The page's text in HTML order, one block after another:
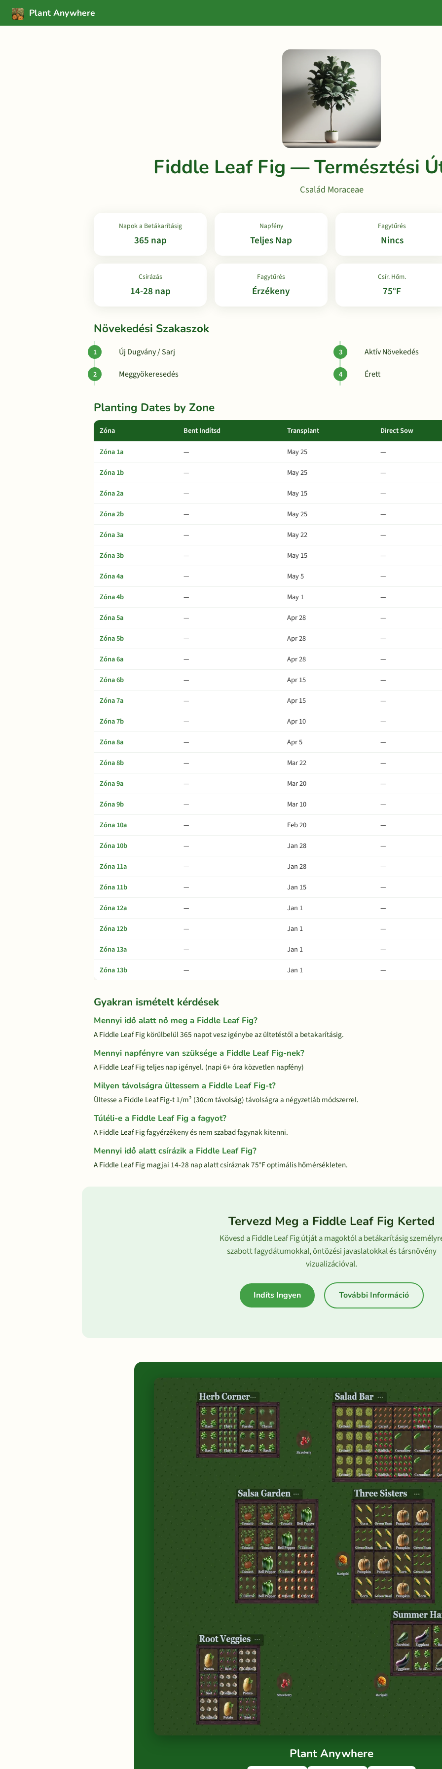
Plant Anywhere
Fiddle Leaf Fig — Természtési
Család Moraceae
Napok a Betákarításig
365 nap
Napfény
Teljes Nap
Fagytűrés
Nincs
Csírázás
14-28 nap
Fagytűrés
Érzékeny
Csír. Hőm.
75°F
Növekedési Szakaszok
Új Dugvány / Sarj
Meggyökeresedés
Aktív Növekedés
Érett
Planting Dates by Zone
Zóna Bent Indítsd Transplant Direct Sow
Zóna 1a — May 25
—
Zóna 1b
— May 25
—
Zóna 2a
— May 15
—
Zóna 2b
— May 25
—
Zóna 3a
— May 22
—
Zóna 3b
— May 15
—
Zóna 4a
— May 5
—
Zóna 4b
— May 1
—
Zóna 5a
— Apr 28
—
Zóna 5b
— Apr 28
—
Zóna 6a
— Apr 28
—
Zóna 6b
— Apr 15
—
Zóna 7a
— Apr 15
—
Zóna 7b
— Apr 10
—
Zóna 8a
— Apr 5
—
Zóna 8b
— Mar 22
—
Zóna 9a
— Mar 20
—
Zóna 9b
— Mar 10
—
Zóna 10a
— Feb 20
—
Zóna 10b
— Jan 28
—
Zóna 11a
— Jan 28
—
Zóna 11b
— Jan 15
—
Zóna 12a
— Jan 1
—
Zóna 12b
— Jan 1
—
Zóna 13a
— Jan 1
—
Zóna 13b
— Jan 1 —
Gyakran ismételt kérdések
Mennyi idő alatt nő meg a Fiddle Leaf Fig?
A Fiddle Leaf Fig körülbelül 365 napot vesz igénybe az ültetéstől a betakarításig.
Mennyi napfényre van szüksége a Fiddle Leaf Fig-nek?
A Fiddle Leaf Fig teljes nap igényel. (napi 6+ óra közvetlen napfény)
Milyen távolságra ültessem a Fiddle Leaf Fig-t?
Ültesse a Fiddle Leaf Fig-t 1/m² (30cm távolság) távolságra a négyzetláb módszerrel.
Túléli-e a Fiddle Leaf Fig a fagyot?
A Fiddle Leaf Fig fagyérzékeny és nem szabad fagynak kitenni.
Mennyi idő alatt csírázik a Fiddle Leaf Fig?
A Fiddle Leaf Fig magjai 14-28 nap alatt csíráznak 75°F optimális hőmérsékleten.
Tervezd Meg a Fiddle Leaf Fig Kerted
Kövesd a Fiddle Leaf Fig útját a magoktól a betákarításig
szabott fagydátumokkal, öntözési javaslatokkal és társnövény
vizualizációval.
Indíts Ingyen További Információ
Plant Anywhere